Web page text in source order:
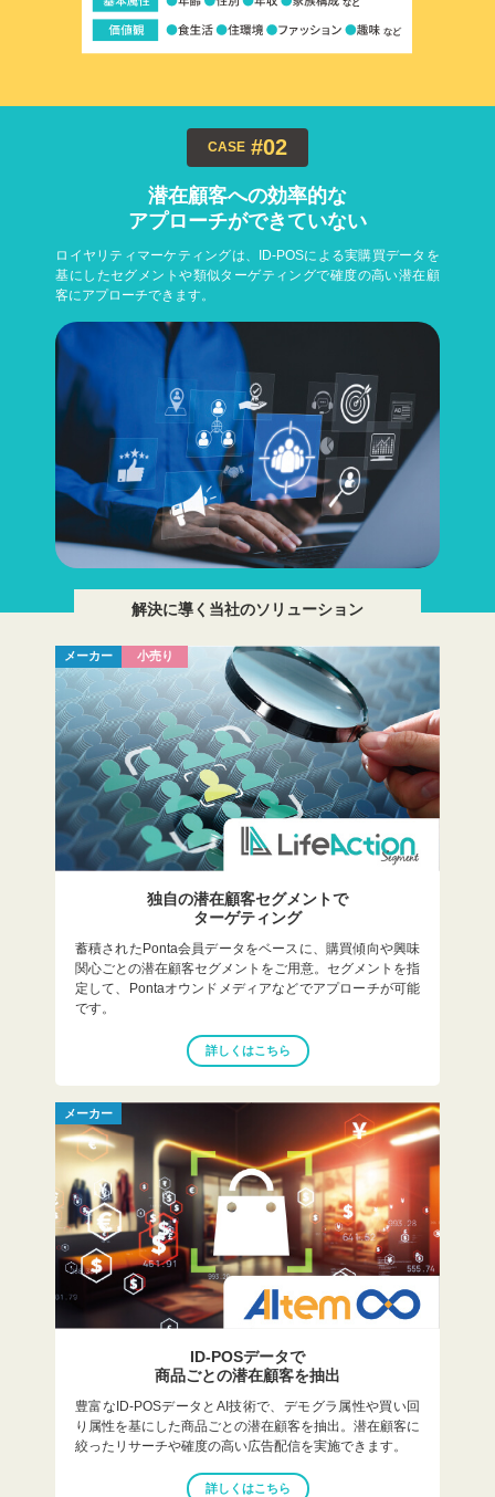
CASE #02
潜在顧客への効率的な
アプローチができていない
ロイヤリティマーケティングは、ID-POSによる実購買データを
基にしたセグメントや類似ターゲティングで確度の高い潜在顧
客にアプローチできます。
解決に導く当社のソリューション
メーカー 小売り
独自の潜在顧客セグメントで
ターゲティング
蓄積されたPonta会員データをベースに、購買傾向や興味
関心ごとの潜在顧客セグメントをご用意。セグメントを指
定して、Pontaオウンドメディアなどでアプローチが可能
です。
詳しくはこちら
メーカー
ID-POSデータで
商品ごとの潜在顧客を抽出
豊富なID-POSデータとAI技術で、デモグラ属性や買い回
り属性を基にした商品ごとの潜在顧客を抽出。潜在顧客に
絞ったリサーチや確度の高い広告配信を実施できます。
詳しくはこちら